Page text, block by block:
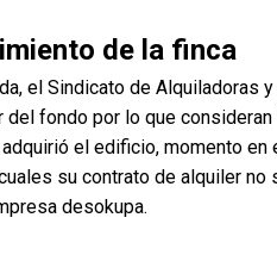
de la finca
el Sindicato de Alquiladoras
fondo por lo que
el edificio, momento
su contrato de alquiler
desokupa.